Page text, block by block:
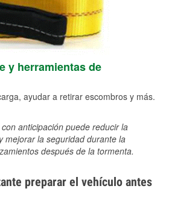
y herramientas de
ayudar a retirar escombros y más.
anticipación puede reducir la
mejorar la seguridad durante la
después de la tormenta.
preparar el vehículo antes